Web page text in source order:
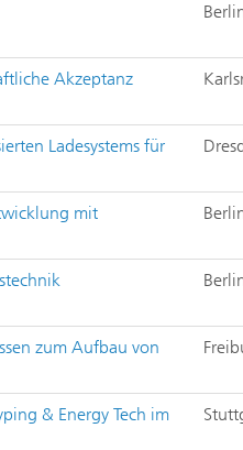
Akzeptanz
Ladesystems für
mit
zum Aufbau von
& Energy Tech im